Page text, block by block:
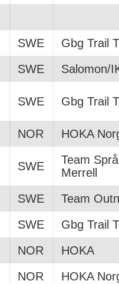
SWE
Gbg Trail
SWE Salomon/
SWE Gbg Trail
NOR HOKA
SWE
Team
Merrell
SWE
Team
SWE
Gbg Trail
NOR
HOKA
NOR
HOKA